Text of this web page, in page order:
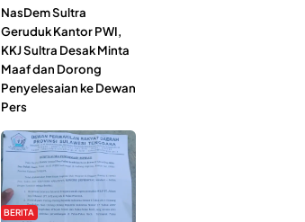
NasDem Sultra
Geruduk Kantor PWI,
KKJ Sultra Desak Minta
Maaf dan Dorong
Penyelesaian ke Dewan
Pers
BERITA